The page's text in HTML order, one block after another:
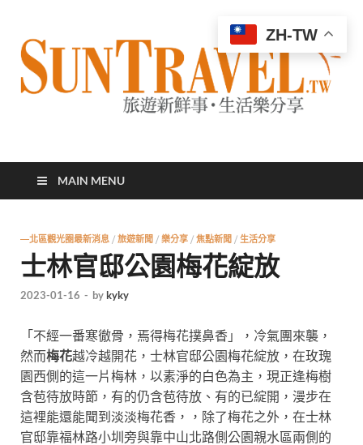
太陽網
MAIN MENU
—北區觀光圈最新消息 / 旅遊新聞 / 樂分享 / 焦點新聞 / 生活分享
士林官邸公園梅花綻放
2023-01-16 - bykyky
「不經一番寒徹骨，焉得梅花撲鼻香」， 冷氣團來襲，
然而梅花越冷越開花 ， 士林官邸公園梅花綻放，在玫瑰
園西側的這一片梅林，以素淨的白色為主，現正逢梅樹
含苞待放時節， 有的仍含苞待放、有的已綻開， 漫步在
這裡能還能聞到淡淡梅花香，， 除了梅花之外， 在士林
官邸靠福林路小圳旁與靠中山北路側公園親水區兩側的
ZH-TW